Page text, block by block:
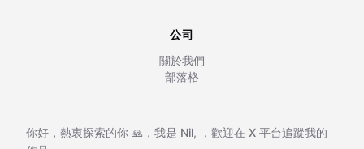
公司
關於我們
部落格
你好，熱衷探索的你 🙏，我是 Nil, ，歡迎在 X 平台追蹤我的